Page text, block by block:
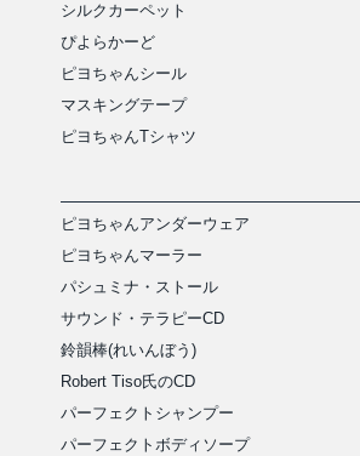
シルクカーペット
ぴよらかーど
ピヨちゃんシール
マスキングテープ
ピヨちゃんTシャツ
ピヨちゃんアンダーウェア
ピヨちゃんマーラー
パシュミナ・ストール
サウンド・テラピーCD
鈴韻棒(れいんぼう)
Robert Tiso氏のCD
パーフェクトシャンプー
パーフェクトボディソープ